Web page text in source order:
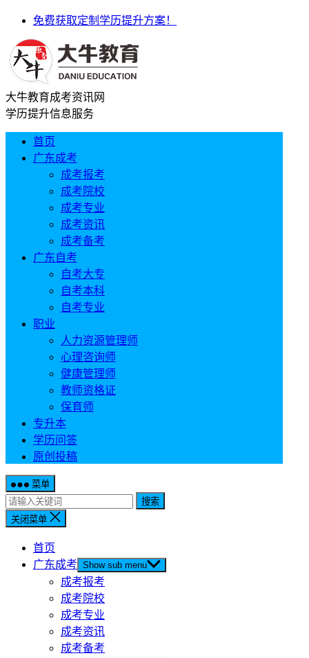
免费获取定制学历提升方案！
大牛教育成考资讯网
学历提升信息服务
首页
广东成考
成考报考
成考院校
成考专业
成考资讯
成考备考
广东自考
自考大专
自考本科
自考专业
职业
人力资源管理师
心理咨询师
健康管理师
教师资格证
保育师
专升本
学历问答
原创投稿
菜单
搜索
关闭菜单
首页
广东成考 Show sub menu
成考报考
成考院校
成考专业
成考资讯
成考备考